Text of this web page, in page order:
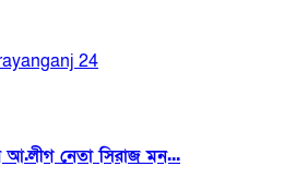
24
আ.লীগ নেতা সিরাজ মন...